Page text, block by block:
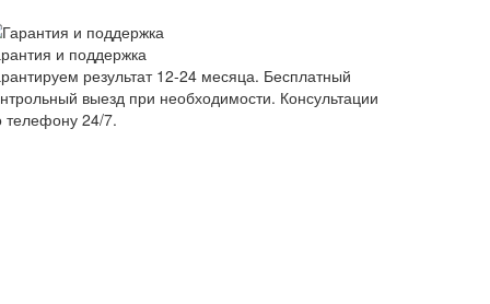
и поддержка
результат 12-24 месяца. Бесплатный
выезд при необходимости. Консультации
телефону 24/7.